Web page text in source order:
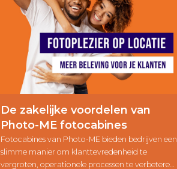
De zakelijke voordelen van
Photo-ME fotocabines
Fotocabines van Photo-ME bieden bedrijven een
slimme manier om klanttevredenheid te
vergroten, operationele processen te verbeteren